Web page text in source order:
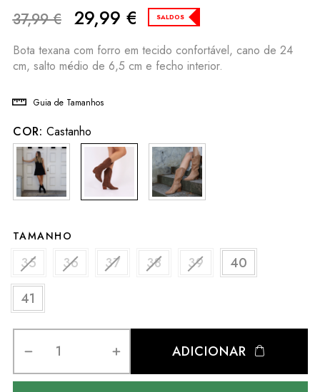
37,99€ 29,99 € SALDOS
Bota texana com forro em tecido confortável, cano de 24
cm, salto médio de 6,5 cm e fecho interior.
Guia de Tamanhos
COR: Castanho
TAMANHO
35 36 37 38 39
40
41
ADICIONAR